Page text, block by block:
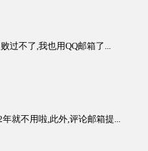
过不了,我也用QQ邮箱了...
就不用啦,此外,评论邮箱提...